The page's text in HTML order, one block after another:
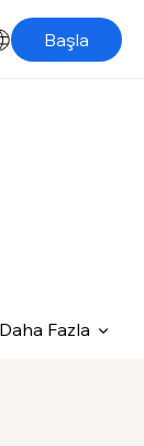
Başla
Daha Fazla